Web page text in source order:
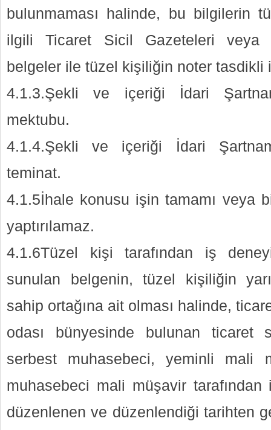
bulunmaması halinde, bu bilgilerin
ilgili Ticaret Sicil Gazeteleri veya
belgeler ile tüzel kişiliğin noter tasdikli
4.1.3.Şekli ve içeriği İdari
mektubu.
4.1.4.Şekli ve içeriği İdari
teminat.
4.1.5İhale konusu işin tamamı veya
yaptırılamaz.
4.1.6Tüzel kişi tarafından iş
sunulan belgenin, tüzel kişiliğin
sahip ortağına ait olması halinde,
odası bünyesinde bulunan ticaret
serbest muhasebeci, yeminli mali
muhasebeci mali müşavir
düzenlenen ve düzenlendiği tarihten